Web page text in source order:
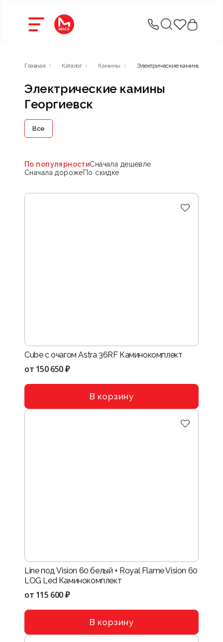
Главная Каталог Камины Электрические камины
Электрические камины
Георгиевск
Все
По популярностиСначала дешевле
Сначала дорожеПо скидке
Cube с очагом Astra 36RF Каминокомплект
от 150 650 ₽
В корзину
Line под Vision 60 белый + Royal Flame Vision 60
LOG Led Каминокомплект
от 115 600 ₽
В корзину